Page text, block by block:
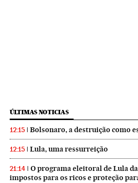
ÚLTIMAS NOTICIAS
12:15 Bolsonaro, a destruição como
12:15 Lula, uma ressurreição
21:14
O programa eleitoral de Lula
impostos para os ricos e proteção